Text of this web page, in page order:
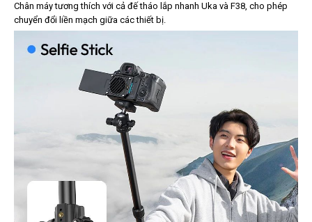
Chân máy tương thích với cả đế tháo lắp nhanh Uka và F38, cho phép
chuyển đổi liền mạch giữa các thiết bị.